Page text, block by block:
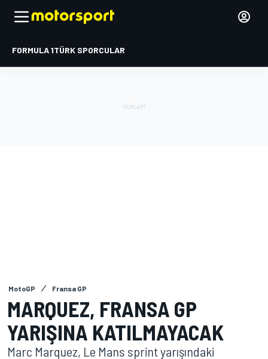
FORMULA 1TÜRK SPORCULAR
MotoGP Fransa GP
MARQUEZ, FRANSA GP
YARIŞINA KATILMAYACAK
Marc Marquez, Le Mans sprint yarışındaki